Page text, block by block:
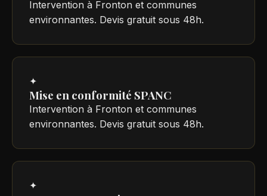
Intervention à Fronton et communes
environnantes. Devis gratuit sous 48h.
✦
Mise en conformité SPANC
Intervention à Fronton et communes
environnantes. Devis gratuit sous 48h.
✦